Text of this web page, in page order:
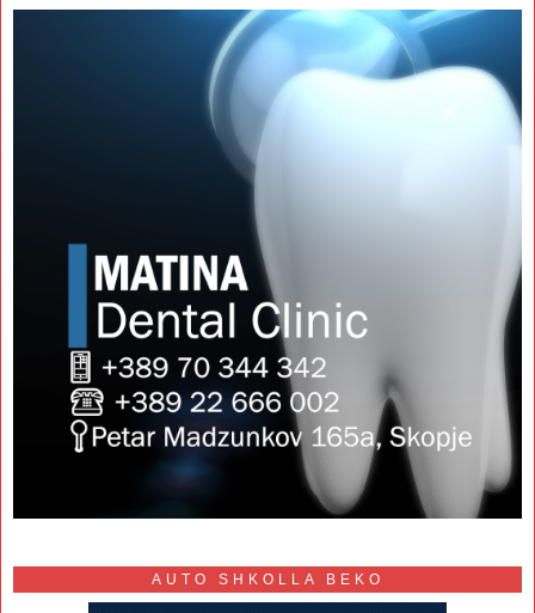
AUTO SHKOLLA BEKO